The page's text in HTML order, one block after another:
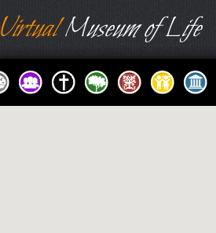
VirtualMuseum of Life